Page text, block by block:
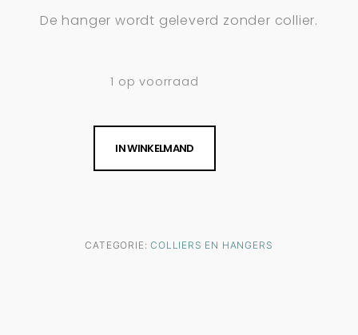
De hanger wordt geleverd zonder collier.
1 op voorraad
IN WINKELMAND
CATEGORIE:COLLIERS EN HANGERS